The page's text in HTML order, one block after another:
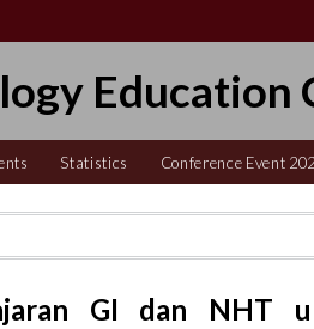
Education
Statistics Conference Event
GI dan NHT